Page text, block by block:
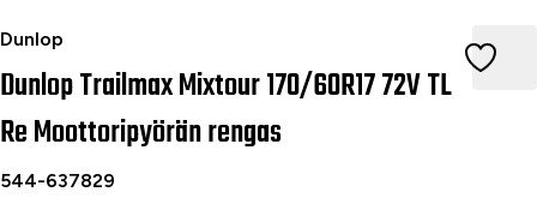
Dunlop
Dunlop Trailmax Mixtour 170/60R17 72V TL Re
Dunlop Trailmax Mixtour 170/60R17 72V TL
Re Moottoripyörän rengas
544-637829